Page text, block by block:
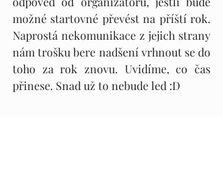
možné startovné převést na příští rok.
Naprostá nekomunikace z jejich strany
nám trošku bere nadšení vrhnout se do
toho za rok znovu. Uvidíme, co čas
přinese. Snad už to nebude led :D